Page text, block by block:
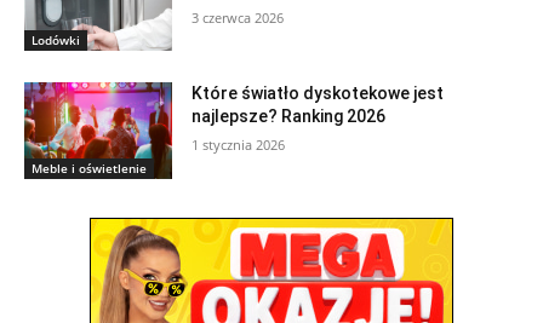
Lodówki
3 czerwca 2026
Meble i oświetlenie
Które światło dyskotekowe jest
najlepsze? Ranking 2026
1 stycznia 2026